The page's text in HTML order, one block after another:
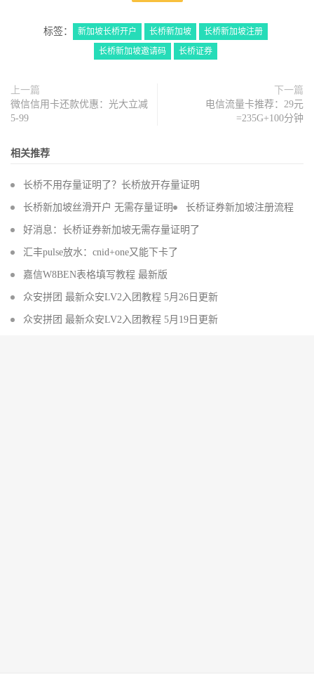
标签： 新加坡长桥开户 长桥新加坡
长桥新加坡注册
长桥新加坡邀请码
长桥证券
上一篇
微信信用卡还款优惠：光大立减
5-99
下一篇
电信流量卡推荐：29元
=235G+100分钟
相关推荐
长桥不用存量证明了？长桥放开存量证明
长桥新加坡丝滑开户 无需存量证明 长桥证券新加坡注册流程
好消息：长桥证券新加坡无需存量证明了
汇丰pulse放水：cnid+one又能下卡了
嘉信W8BEN表格填写教程 最新版
众安拼团 最新众安LV2入团教程 5月26日更新
众安拼团 最新众安LV2入团教程 5月19日更新